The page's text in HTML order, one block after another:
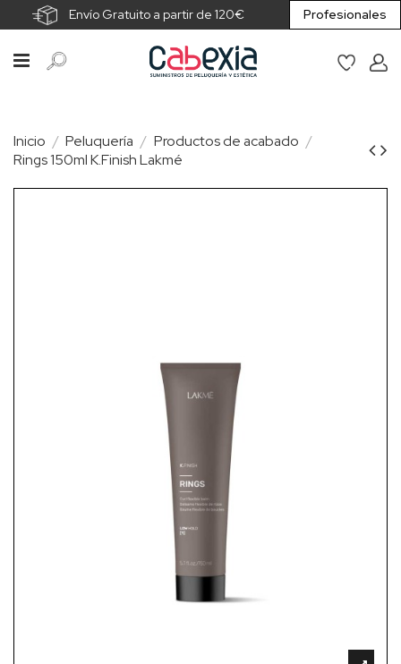
Envío Gratuito a partir de 120€ Profesionales
Inicio Peluquería
Productos de acabado
Rings 150ml K.Finish Lakmé